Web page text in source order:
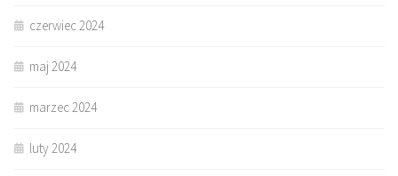
czerwiec 2024
maj 2024
marzec 2024
luty 2024